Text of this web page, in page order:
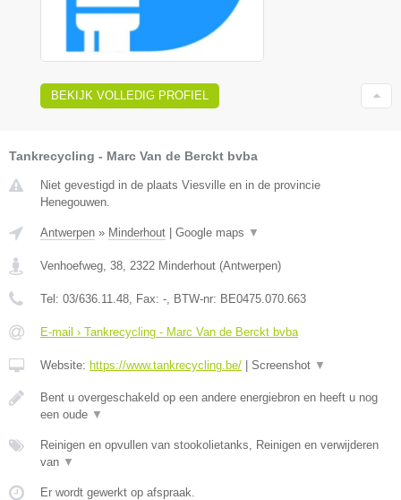
BEKIJK VOLLEDIG PROFIEL
Tankrecycling - Marc Van de Berckt bvba
Niet gevestigd in de plaats Viesville en in de provincie
Henegouwen.
Antwerpen » Minderhout | Google maps ▼
Venhoefweg, 38 2322 Minderhout (Antwerpen)
Tel: 03/636.11.48 , Fax: - , BTW-nr: BE0475.070.663
E-mail › Tankrecycling - Marc Van de Berckt bvba
Website: https://www.tankrecycling.be/ | Screenshot ▼
Bent u overgeschakeld op een andere energiebron en heeft u nog
een oude ▼
Reinigen en opvullen van stookolietanks, Reinigen en verwijderen
van ▼
Er wordt gewerkt op afspraak.